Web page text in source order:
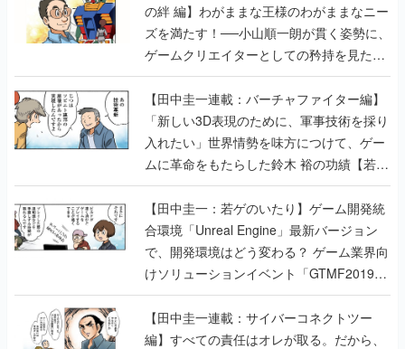
の絆 編】わがままな王様のわがままなニー
ズを満たす！──小山順一朗が貫く姿勢に、
ゲームクリエイターとしての矜持を見た
【若ゲのいたり最終回】
【田中圭一連載：バーチャファイター編】
「新しい3D表現のために、軍事技術を採り
入れたい」世界情勢を味方につけて、ゲー
ムに革命をもたらした鈴木 裕の功績【若ゲ
のいたり】
【田中圭一：若ゲのいたり】ゲーム開発統
合環境「Unreal Engine」最新バージョン
で、開発環境はどう変わる？ ゲーム業界向
けソリューションイベント「GTMF2019」
に行って、より理解を深めよう【PR】
【田中圭一連載：サイバーコネクトツー
編】すべての責任はオレが取る。だから、